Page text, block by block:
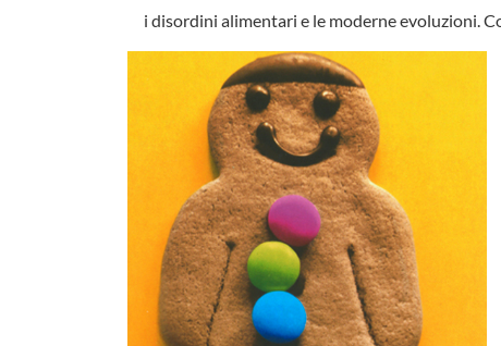
i disordini alimentari e le moderne evoluzioni.